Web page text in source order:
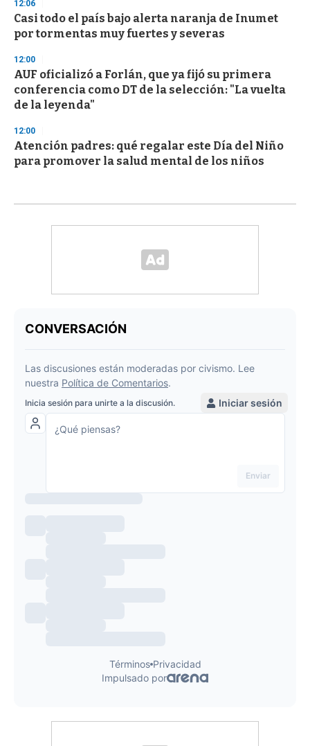
12:06
Casi todo el país bajo alerta naranja de Inumet
por tormentas muy fuertes y severas
12:00
AUF oficializó a Forlán, que ya fijó su primera
conferencia como DT de la selección: "La vuelta
de la leyenda"
12:00
Atención padres: qué regalar este Día del Niño
para promover la salud mental de los niños